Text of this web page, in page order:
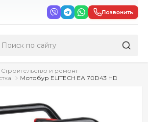
Позвонить
Строительство и ремонт
Мотобур ELITECH EA 70D43 HD